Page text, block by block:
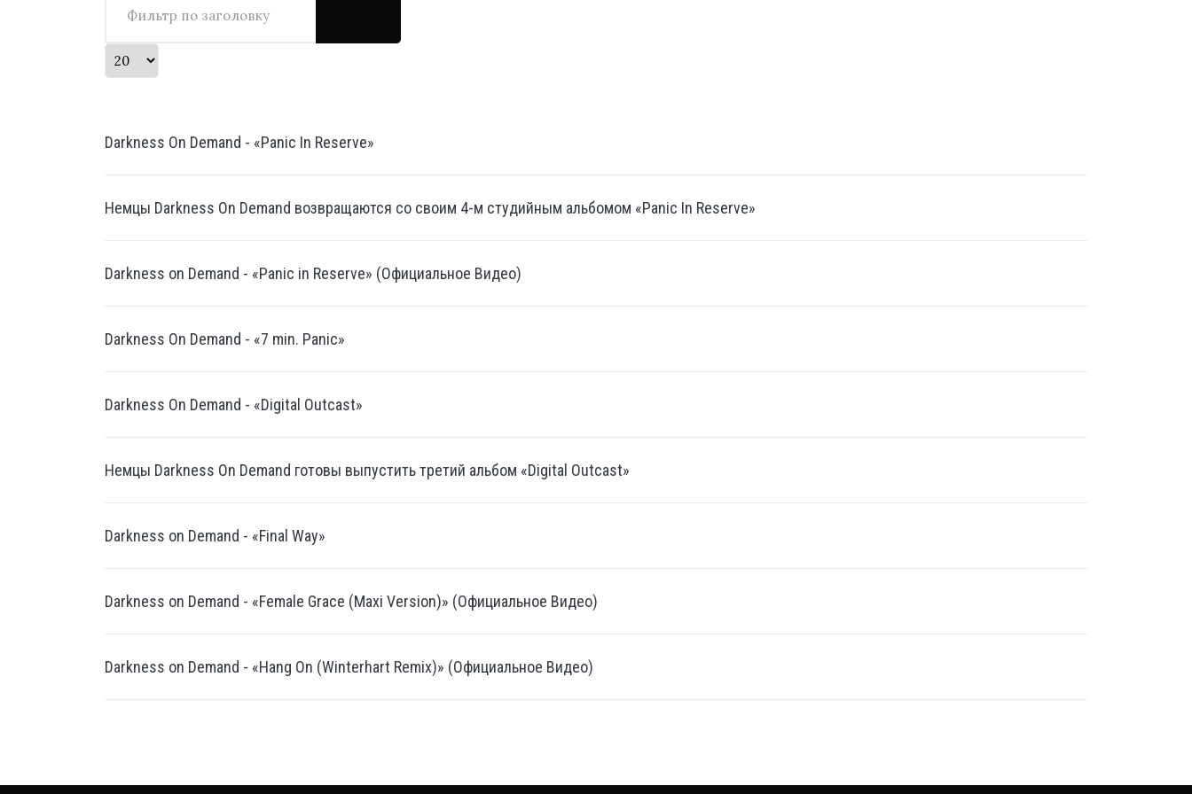
Кол-во строк:
Darkness On Demand - «Panic In Reserve»
Немцы Darkness On Demand возвращаются со своим 4-м студийным альбомом «Panic In Reserve»
Darkness on Demand - «Panic in Reserve» (Официальное Видео)
Darkness On Demand - «7 min. Panic»
Darkness On Demand - «Digital Outcast»
Немцы Darkness On Demand готовы выпустить третий альбом «Digital Outcast»
Darkness on Demand - «Final Way»
Darkness on Demand - «Female Grace (Maxi Version)» (Официальное Видео)
Darkness on Demand - «Hang On (Winterhart Remix)» (Официальное Видео)